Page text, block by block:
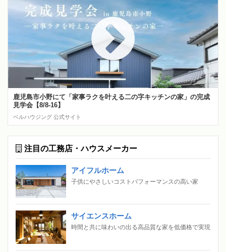
鹿児島市小野にて「家事ラクを叶える二の字キッチンの家」の完成
見学会【8/8-16】
ベルハウジング 公式サイト
注目の工務店・ハウスメーカー
アイフルホーム
子供にやさしいコストパフォーマンスの高い家
サイエンスホーム
時間と共に味わいの出る高品質な家を低価格で実現